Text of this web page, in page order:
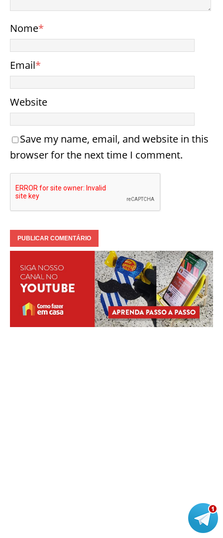
Nome*
Email*
Website
Save my name, email, and website in this
browser for the next time I comment.